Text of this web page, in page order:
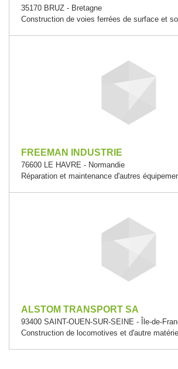
35170 BRUZ - Bretagne
Construction de voies ferrées de surface et
FREEMAN INDUSTRIE
76600 LE HAVRE - Normandie
Réparation et maintenance d'autres
ALSTOM TRANSPORT SA
93400 SAINT-OUEN-SUR-SEINE - Île-de-
Construction de locomotives et d'autre